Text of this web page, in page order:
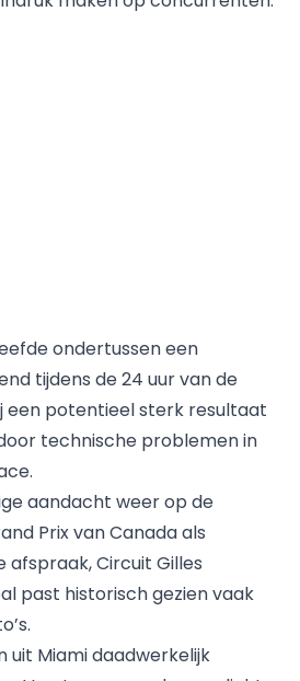
ondertussen een
tijdens de 24 uur van de
een potentieel sterk resultaat
technische problemenin
aandacht weer op de
Prix van Canadaals
afspraak, Circuit Gilles
past historisch gezien vaak
uit Miami daadwerkelijk